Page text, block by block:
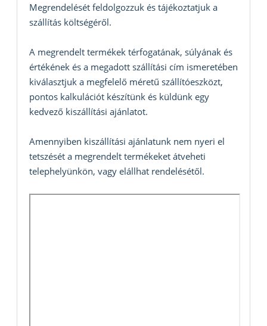
Megrendelését feldolgozzuk és tájékoztatjuk a
szállítás költségéről.
A megrendelt termékek térfogatának, súlyának és
értékének és a megadott szállítási cím ismeretében
kiválasztjuk a megfelelő méretű szállítóeszközt,
pontos kalkulációt készítünk és küldünk egy
kedvező kiszállítási ajánlatot.
Amennyiben kiszállítási ajánlatunk nem nyeri el
tetszését a megrendelt termékeket átveheti
telephelyünkön, vagy elállhat rendelésétől.